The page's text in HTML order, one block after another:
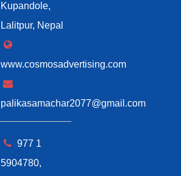
Kupandole,
Lalitpur, Nepal
www.cosmosadvertising.com
palikasamachar2077@gmail.com
977 1
5904780,